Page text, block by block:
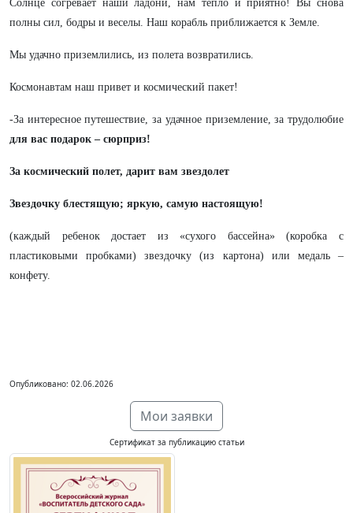
Солнце согревает наши ладони, нам тепло и приятно! Вы снова
полны сил, бодры и веселы. Наш корабль приближается к Земле.
Мы удачно приземлились, из полета возвратились.
Космонавтам наш привет и космический пакет!
-За интересное путешествие, за удачное приземление, за трудолюбие
для вас подарок – сюрприз!
За космический полет, дарит вам звездолет
Звездочку блестящую; яркую, самую настоящую!
(каждый ребенок достает из «сухого бассейна» (коробка с
пластиковыми пробками) звездочку (из картона) или медаль –
конфету.
Опубликовано: 02.06.2026
Мои заявки
Сертификат за публикацию статьи